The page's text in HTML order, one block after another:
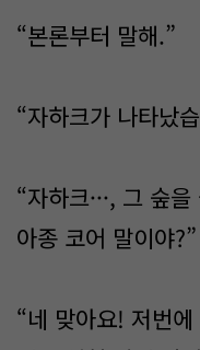
“본론부터 말해.”
“자하크가 나타났
“자하크···, 그 숲
아종 코어 말이야?”
“네 맞아요! 저번